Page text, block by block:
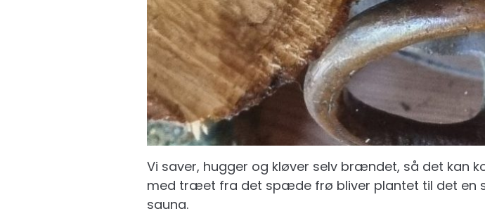
Vi saver, hugger og kløver selv brændet, så det kan
med træet fra det spæde frø bliver plantet til det en
sauna.